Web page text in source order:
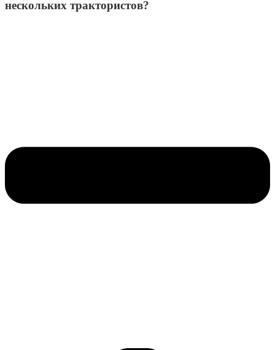
нескольких трактористов?